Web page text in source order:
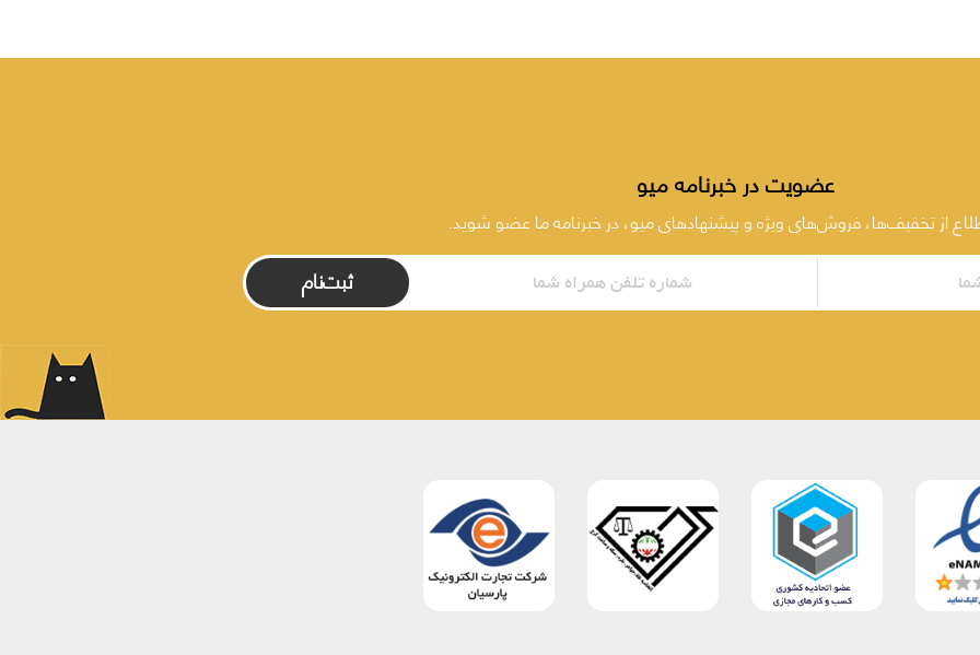
عضویت در خبرنامه میو
از تخفیف‌ها، فروش‌های ویژه و پیشنهادهای میو، در خبرنامه ما عضو شوید.
ثبت‌نام